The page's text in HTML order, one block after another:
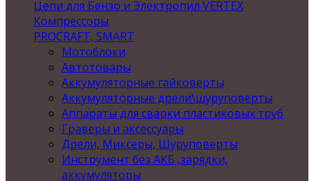
Цепи для Бензо и Электропил VERTEX
Компрессоры
PROCRAFT, SMART
Мотоблоки
Автотовары
Аккумуляторные гайковерты
Аккумуляторные дрели\шуруповерты
Аппараты для сварки пластиковых труб
Граверы и аксессуары
Дрели, Миксеры, Шуруповерты
Инструмент без АКБ ,зарядки,
аккумуляторы